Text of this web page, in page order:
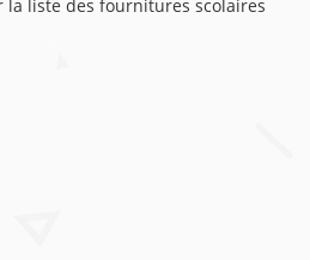
la liste des fournitures scolaires